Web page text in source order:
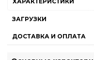
ЗАГРУЗКИ
ДОСТАВКА И ОПЛАТА